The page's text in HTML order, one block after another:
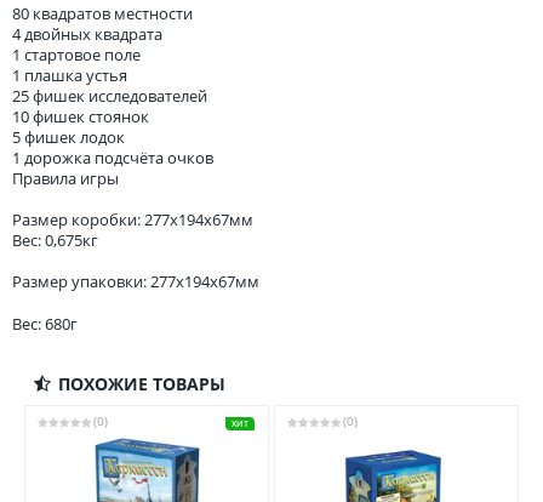
80 квадратов местности
4 двойных квадрата
1 стартовое поле
1 плашка устья
25 фишек исследователей
10 фишек стоянок
5 фишек лодок
1 дорожка подсчёта очков
Правила игры
Размер коробки: 277x194x67мм
Вес: 0,675кг
Размер упаковки: 277x194x67мм
Вес: 680г
ПОХОЖИЕ ТОВАРЫ
(0) ХИТ (0)